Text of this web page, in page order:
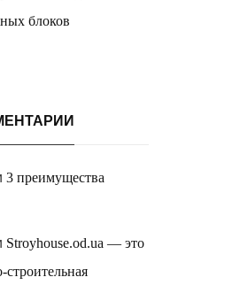
блоков
3 преимущества
Stroyhouse.od.ua — это
строительная